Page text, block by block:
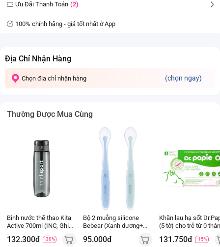
Ưu Đãi Thanh Toán (2)
100% chính hãng - giá tốt nhất ở App
Địa Chỉ Nhận Hàng
Chọn địa chỉ nhận hàng (chọn ngay)
Thường Được Mua Cùng
Bình nước thể thao Kita
Active 700ml (INC, Ghi
132.300đ -30%
Bộ 2 muỗng silicone
Bebear (Xanh dương+
95.000đ
Khăn lau hạ sốt
(5 tờ) cho trẻ từ 0
131.750đ -15%